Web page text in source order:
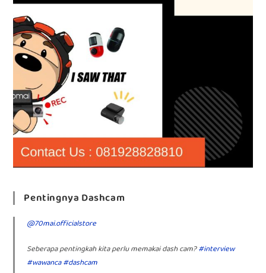
Pentingnya Dashcam
@70mai.officialstore
Seberapa pentingkah kita perlu memakai dash cam?#interview
#wawanca#dashcam